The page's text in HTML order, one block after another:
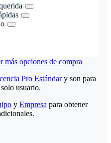
más opciones de compra
Pro Estándary son para
usuario.
y Empresa para obtener